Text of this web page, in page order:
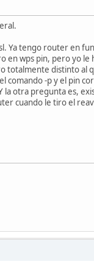
Ya tengo router en
en wps pin, pero yo le
totalmente distinto al
comando -p y el pin
la otra pregunta es,
cuando le tiro el